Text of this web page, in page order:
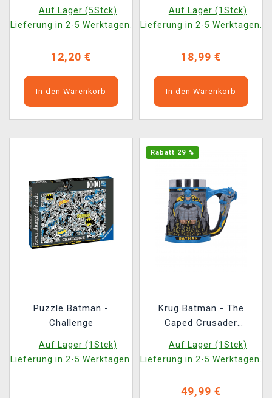
Auf Lager (5Stck)
Lieferung in 2-5 Werktagen.
12,20 €
In den Warenkorb
Verpackung)
Auf Lager (1Stck)
Lieferung in 2-5 Werktagen.
18,99 €
In den Warenkorb
Puzzle Batman -
Challenge
Auf Lager (1Stck)
Lieferung in 2-5 Werktagen.
Rabatt 29 %
Krug Batman - The
Caped Crusader
Auf Lager (1Stck)
Lieferung in 2-5 Werktagen.
49,99 €